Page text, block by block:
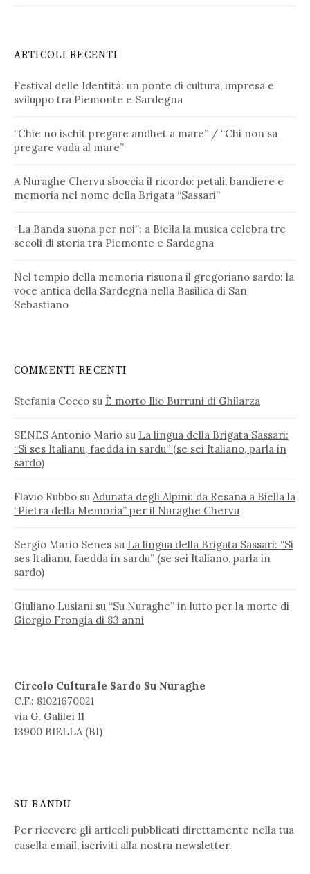
ARTICOLI RECENTI
Festival delle Identità: un ponte di cultura, impresa e
sviluppo tra Piemonte e Sardegna
“Chie no ischit pregare andhet a mare” / “Chi non sa
pregare vada al mare”
A Nuraghe Chervu sboccia il ricordo: petali, bandiere e
memoria nel nome della Brigata “Sassari”
“La Banda suona per noi”: a Biella la musica celebra tre
secoli di storia tra Piemonte e Sardegna
Nel tempio della memoria risuona il gregoriano sardo: la
voce antica della Sardegna nella Basilica di San
Sebastiano
COMMENTI RECENTI
Stefania Cocco su È morto Ilio Burruni di Ghilarza
SENES Antonio Mario su La lingua della Brigata Sassari:
“Si ses Italianu, faedda in sardu” (se sei Italiano, parla in
sardo)
Flavio Rubbo su Adunata degli Alpini: da Resana a Biella la
“Pietra della Memoria” per il Nuraghe Chervu
Sergio Mario Senes su La lingua della Brigata Sassari: “Si
ses Italianu, faedda in sardu” (se sei Italiano, parla in
sardo)
Giuliano Lusiani su “Su Nuraghe” in lutto per la morte di
Giorgio Frongia di 83 anni
Circolo Culturale Sardo Su Nuraghe
C.F.: 81021670021
via G. Galilei 11
13900 BIELLA (BI)
SU BANDU
Per ricevere gli articoli pubblicati direttamente nella tua
casella email, iscriviti alla nostra newsletter.